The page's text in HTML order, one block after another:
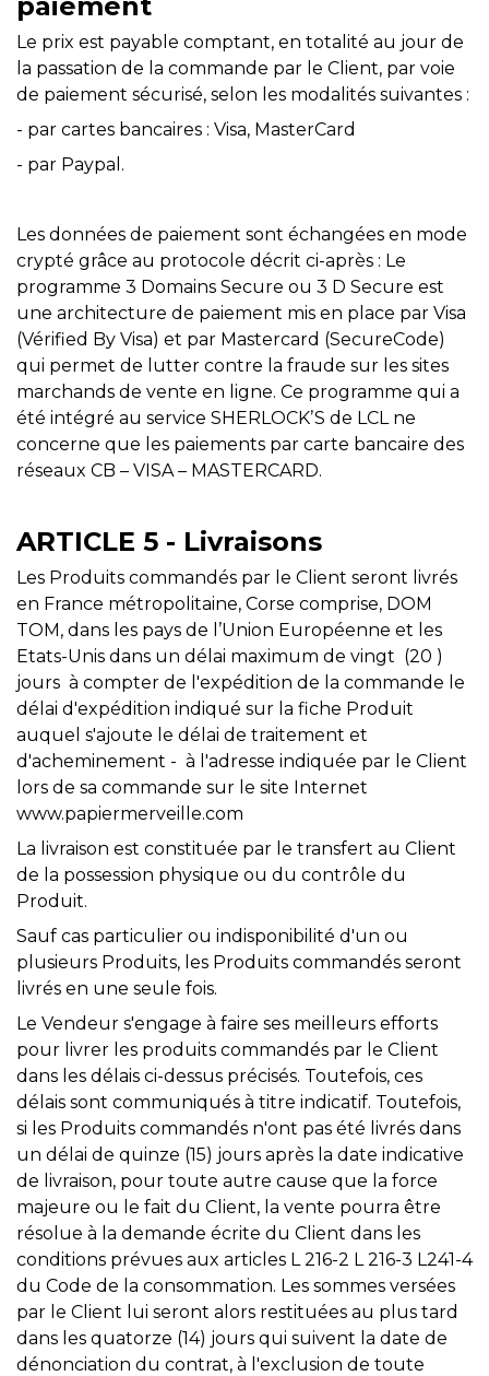
Le prix est payable comptant, en totalité au jour de
la passation de la commande par le Client, par voie
de paiement sécurisé, selon les modalités suivantes :
- par cartes bancaires : Visa, MasterCard
- par Paypal.
Les données de paiement sont échangées en mode
crypté grâce au protocole décrit ci-après : Le
programme 3 Domains Secure ou 3 D Secure est
une architecture de paiement mis en place par Visa
(Vérified By Visa) et par Mastercard (SecureCode)
qui permet de lutter contre la fraude sur les sites
marchands de vente en ligne. Ce programme qui a
été intégré au service SHERLOCKʼS de LCL ne
concerne que les paiements par carte bancaire des
réseaux CB – VISA – MASTERCARD.
ARTICLE 5 - Livraisons
Les Produits commandés par le Client seront livrés
en France métropolitaine, Corse comprise, DOM
TOM, dans les pays de l’Union Européenne et les
Etats-Unis dans un délai maximum de vingt (20 )
jours à compter de l'expédition de la commande le
délai d'expédition indiqué sur la fiche Produit
auquel s'ajoute le délai de traitement et
d'acheminement - à l'adresse indiquée par le Client
lors de sa commande sur le site Internet
www.papiermerveille.com
La livraison est constituée par le transfert au Client
de la possession physique ou du contrôle du
Produit.
Sauf cas particulier ou indisponibilité d'un ou
plusieurs Produits, les Produits commandés seront
livrés en une seule fois.
Le Vendeur s'engage à faire ses meilleurs efforts
pour livrer les produits commandés par le Client
dans les délais ci-dessus précisés. Toutefois, ces
délais sont communiqués à titre indicatif. Toutefois,
si les Produits commandés n'ont pas été livrés dans
un délai de quinze (15) jours après la date indicative
de livraison, pour toute autre cause que la force
majeure ou le fait du Client, la vente pourra être
résolue à la demande écrite du Client dans les
conditions prévues aux articles L 216-2 L 216-3 L241-4
du Code de la consommation. Les sommes versées
par le Client lui seront alors restituées au plus tard
dans les quatorze (14) jours qui suivent la date de
dénonciation du contrat, à l'exclusion de toute